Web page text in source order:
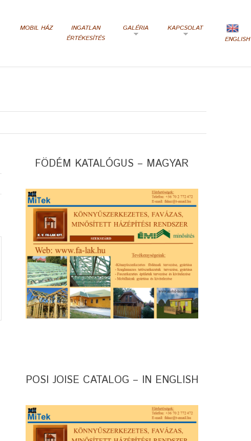
MOBIL HÁZ
INGATLAN
ÉRTÉKESÍTÉS
GALÉRIA
KAPCSOLAT
ENGLISH
FÖDÉM KATALÓGUS – MAGYAR
POSI JOISE CATALOG – IN ENGLISH